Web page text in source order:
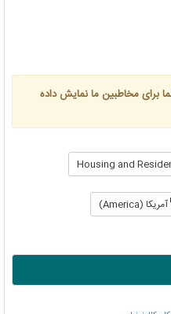
برای مخاطبین ما نمایش داده
آمریکا (America)